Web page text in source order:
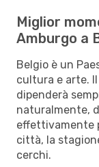
Miglior
Amburgo a
Belgio è un
cultura e arte.
dipenderà
naturalmente,
effettivamente
città, la
cerchi.